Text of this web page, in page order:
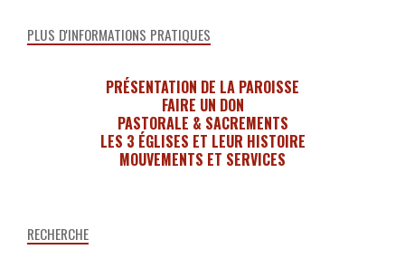
RECHERCHE
PLUS D'INFORMATIONS PRATIQUES
PRÉSENTATION DE LA PAROISSE
FAIRE UN DON
PASTORALE & SACREMENTS
LES 3 ÉGLISES ET LEUR HISTOIRE
MOUVEMENTS ET SERVICES